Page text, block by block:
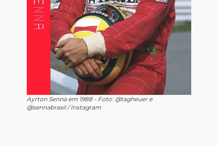
Ayrton Senna em 1988 - Foto: @tagheuer e
@sennabrasil / Instagram